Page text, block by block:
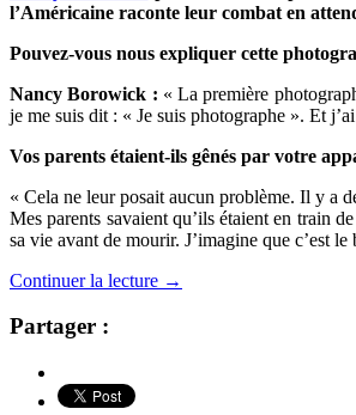
l’Américaine raconte leur combat en
Pouvez-vous nous expliquer cette
Nancy Borowick : « La première
je me suis dit : « Je suis photographe ». Et
Vos parents étaient-ils gênés par votre
« Cela ne leur posait aucun problème. Il y a
Mes parents savaient qu’ils étaient en train
sa vie avant de mourir. J’imagine que c’est le
Continuer la lecture →
Partager :